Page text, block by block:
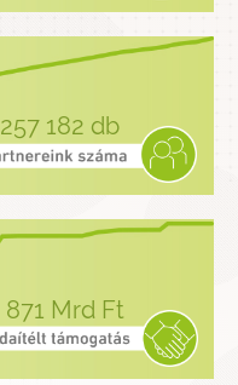
257 182 db
871 Mrd Ft